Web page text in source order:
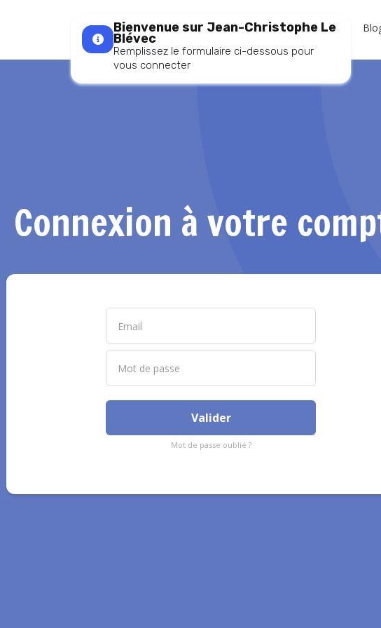
Accueil
Connexion à votre
Valider
Mot de passe oublié ?
Bienvenue sur Jean-Christophe Le
Blévec
Remplissez le formulaire ci-dessous pour
vous connecter